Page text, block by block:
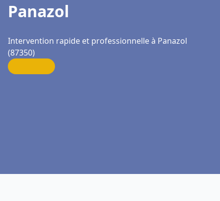
Panazol
Intervention rapide et professionnelle à Panazol
(87350)